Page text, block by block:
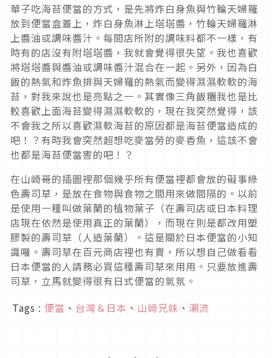
華子吃海苔便當的方式，是先將炸白身魚與竹輪天婦羅
放到便當盒蓋上，炸白身魚淋上塔塔醬，竹輪天婦羅淋
上醬油或調味醬汁。每間店所附的調味料都不一樣，有
時有的店沒有附塔塔醬，我就會覺得很失望。我也喜歡
將塔塔醬與醬油或調味醬汁混合在一起。另外，因為白
飯的熱氣和炸魚排與天婦羅的熱氣而變得濕濕軟軟的海
苔，對我來說也是亮點之一。其實像三角飯糰我也是比
較喜歡上面海苔變得濕濕軟軟的，現在我突然覺得，該
不會我之所以喜歡濕軟海苔的原因都是海苔便當造成的
吧！？有時我會突然超想吃麥當勞的麥香魚，這該不會
也都是海苔便當害的吧！？
在山崎哥的插圖裡那個幾乎所有便當裡都會放的礙事綠
色壽司草，是放在食物與食物之間用來做間隔的。以前
是使用一種叫做葉蘭的植物葉子（在壽司店或日本料理
店現在依然是使用真正的葉蘭），而現在則是都改用塑
膠製的壽司草（人造葉蘭）。這是關於日本便當的小知
識囉。壽司草在百元商店裡也有賣，所以想自己做看看
日本便當的人請務必買這種壽司草來用用。只要放進壽
司草，立馬就變得很有日式便當的氣氛。
Tags : 便當 、 台灣＆日本 、 山崎兄妹 、 潮流